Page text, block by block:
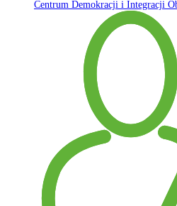
Centrum Demokracji i Integracji